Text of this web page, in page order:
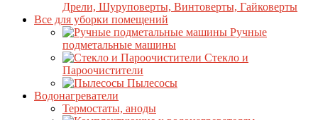
Дрели, Шуруповерты, Винтоверты, Гайковерты
Все для уборки помещений
Ручные
подметальные машины
Стекло и
Пароочистители
Пылесосы
Водонагреватели
Термостаты, аноды